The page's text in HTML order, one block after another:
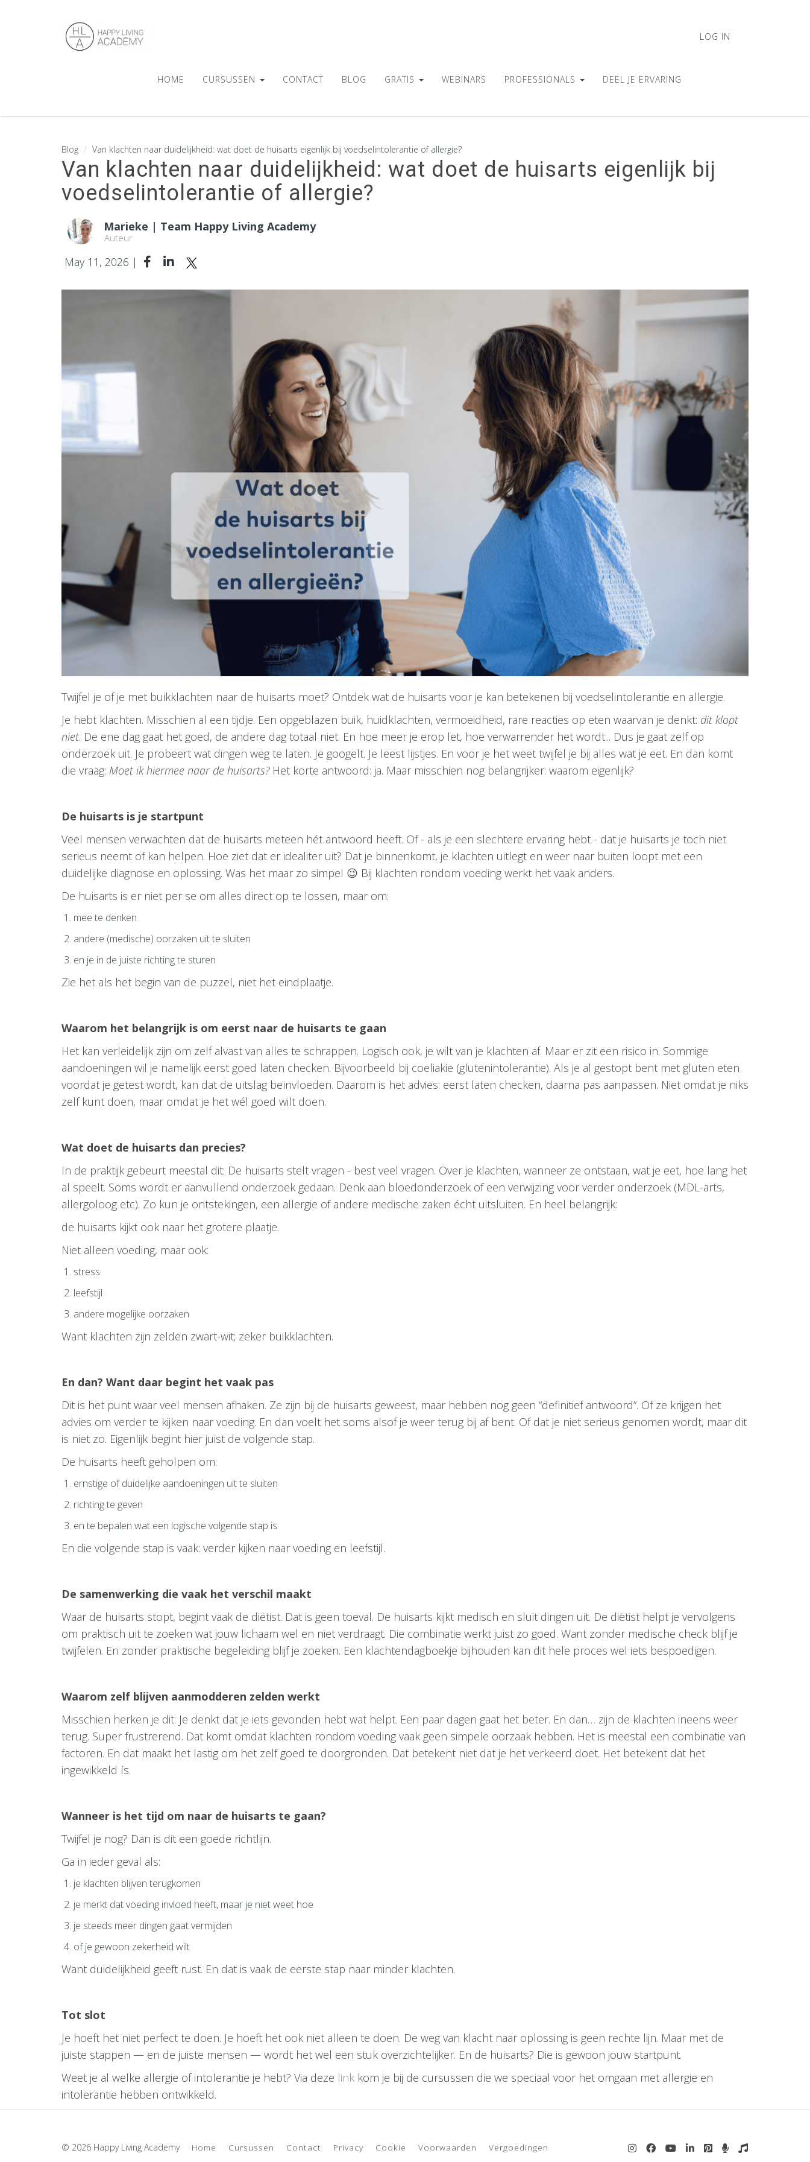
LOG IN
HOME CURSUSSEN CONTACT BLOG GRATIS WEBINARS PROFESSIONALS DEEL JE ERVARING
Blog Van klachten naar duidelijkheid: wat doet de huisarts eigenlijk bij voedselintolerantie of allergie?
Van klachten naar duidelijkheid: wat doet de huisarts eigenlijk bij
voedselintolerantie of allergie?
Marieke | Team Happy Living Academy
Auteur
May 11, 2026 |
Twijfel je of je met buikklachten naar de huisarts moet? Ontdek wat de huisarts voor je kan betekenen bij voedselintolerantie en allergie.
Je hebt klachten. Misschien al een tijdje. Een opgeblazen buik, huidklachten, vermoeidheid, rare reacties op eten waarvan je denkt: dit klopt
niet. De ene dag gaat het goed, de andere dag totaal niet. En hoe meer je erop let, hoe verwarrender het wordt... Dus je gaat zelf op
onderzoek uit. Je probeert wat dingen weg te laten. Je googelt. Je leest lijstjes. En voor je het weet twijfel je bij alles wat je eet. En dan komt
die vraag: Moet ik hiermee naar de huisarts? Het korte antwoord: ja. Maar misschien nog belangrijker: waarom eigenlijk?
De huisarts is je startpunt
Veel mensen verwachten dat de huisarts meteen hét antwoord heeft. Of - als je een slechtere ervaring hebt - dat je huisarts je toch niet
serieus neemt of kan helpen. Hoe ziet dat er idealiter uit? Dat je binnenkomt, je klachten uitlegt en weer naar buiten loopt met een
duidelijke diagnose en oplossing. Was het maar zo simpel 😉 Bij klachten rondom voeding werkt het vaak anders.
De huisarts is er niet per se om alles direct op te lossen, maar om:
mee te denken
andere (medische) oorzaken uit te sluiten
en je in de juiste richting te sturen
Zie het als het begin van de puzzel, niet het eindplaatje.
Waarom het belangrijk is om eerst naar de huisarts te gaan
Het kan verleidelijk zijn om zelf alvast van alles te schrappen. Logisch ook, je wilt van je klachten af. Maar er zit een risico in. Sommige
aandoeningen wil je namelijk eerst goed laten checken. Bijvoorbeeld bij coeliakie (glutenintolerantie). Als je al gestopt bent met gluten eten
voordat je getest wordt, kan dat de uitslag beïnvloeden. Daarom is het advies: eerst laten checken, daarna pas aanpassen. Niet omdat je niks
zelf kunt doen, maar omdat je het wél goed wilt doen.
Wat doet de huisarts dan precies?
In de praktijk gebeurt meestal dit: De huisarts stelt vragen - best veel vragen. Over je klachten, wanneer ze ontstaan, wat je eet, hoe lang het
al speelt. Soms wordt er aanvullend onderzoek gedaan. Denk aan bloedonderzoek of een verwijzing voor verder onderzoek (MDL-arts,
allergoloog etc). Zo kun je ontstekingen, een allergie of andere medische zaken écht uitsluiten. En heel belangrijk:
de huisarts kijkt ook naar het grotere plaatje.
Niet alleen voeding, maar ook:
stress
leefstijl
andere mogelijke oorzaken
Want klachten zijn zelden zwart-wit; zeker buikklachten.
En dan? Want daar begint het vaak pas
Dit is het punt waar veel mensen afhaken. Ze zijn bij de huisarts geweest, maar hebben nog geen “definitief antwoord”. Of ze krijgen het
advies om verder te kijken naar voeding. En dan voelt het soms alsof je weer terug bij af bent. Of dat je niet serieus genomen wordt, maar dit
is niet zo. Eigenlijk begint hier juist de volgende stap.
De huisarts heeft geholpen om:
ernstige of duidelijke aandoeningen uit te sluiten
richting te geven
en te bepalen wat een logische volgende stap is
En die volgende stap is vaak: verder kijken naar voeding en leefstijl.
De samenwerking die vaak het verschil maakt
Waar de huisarts stopt, begint vaak de diëtist. Dat is geen toeval. De huisarts kijkt medisch en sluit dingen uit. De diëtist helpt je vervolgens
om praktisch uit te zoeken wat jouw lichaam wel en niet verdraagt. Die combinatie werkt juist zo goed. Want zonder medische check blijf je
twijfelen. En zonder praktische begeleiding blijf je zoeken. Een klachtendagboekje bijhouden kan dit hele proces wel iets bespoedigen.
Waarom zelf blijven aanmodderen zelden werkt
Misschien herken je dit: Je denkt dat je iets gevonden hebt wat helpt. Een paar dagen gaat het beter. En dan… zijn de klachten ineens weer
terug. Super frustrerend. Dat komt omdat klachten rondom voeding vaak geen simpele oorzaak hebben. Het is meestal een combinatie van
factoren. En dat maakt het lastig om het zelf goed te doorgronden. Dat betekent niet dat je het verkeerd doet. Het betekent dat het
ingewikkeld ís.
Wanneer is het tijd om naar de huisarts te gaan?
Twijfel je nog? Dan is dit een goede richtlijn.
Ga in ieder geval als:
je klachten blijven terugkomen
je merkt dat voeding invloed heeft, maar je niet weet hoe
je steeds meer dingen gaat vermijden
of je gewoon zekerheid wilt
Want duidelijkheid geeft rust. En dat is vaak de eerste stap naar minder klachten.
Tot slot
Je hoeft het niet perfect te doen. Je hoeft het ook niet alleen te doen. De weg van klacht naar oplossing is geen rechte lijn. Maar met de
juiste stappen — en de juiste mensen — wordt het wel een stuk overzichtelijker. En de huisarts? Die is gewoon jouw startpunt.
Weet je al welke allergie of intolerantie je hebt? Via deze link kom je bij de cursussen die we speciaal voor het omgaan met allergie en
intolerantie hebben ontwikkeld.
© 2026 Happy Living Academy Home Cursussen Contact Privacy Cookie Voorwaarden Vergoedingen